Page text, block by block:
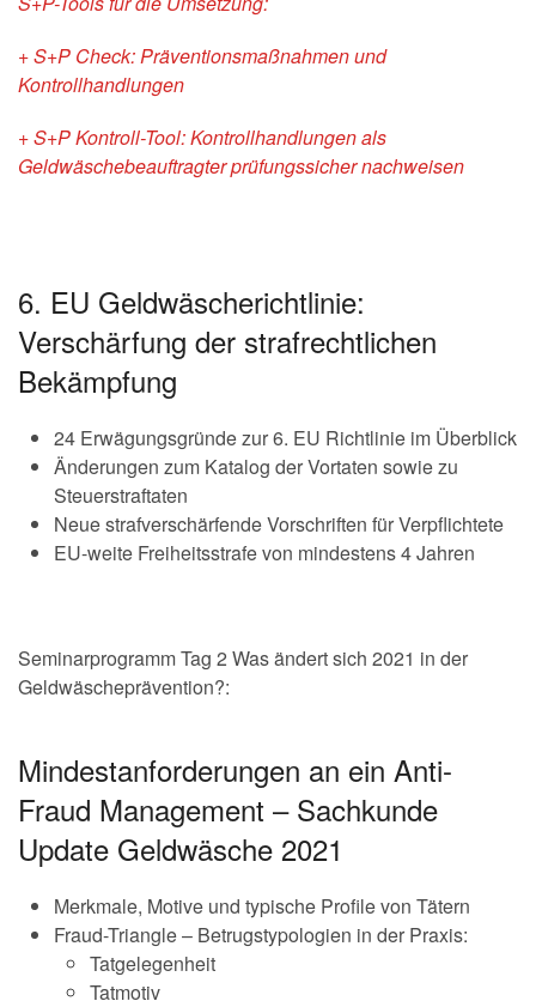
+ S+P Check: Präventionsmaßnahmen und
Kontrollhandlungen
+ S+P Kontroll-Tool: Kontrollhandlungen als
Geldwäschebeauftragter prüfungssicher nachweisen
6. EU Geldwäscherichtlinie:
Verschärfung der strafrechtlichen
Bekämpfung
24 Erwägungsgründe zur 6. EU Richtlinie im Überblick
Änderungen zum Katalog der Vortaten sowie zu
Steuerstraftaten
Neue strafverschärfende Vorschriften für Verpflichtete
EU-weite Freiheitsstrafe von mindestens 4 Jahren
Seminarprogramm Tag 2 Was ändert sich 2021 in der
Geldwäscheprävention?:
Mindestanforderungen an ein Anti-
Fraud Management – Sachkunde
Update Geldwäsche 2021
Merkmale, Motive und typische Profile von Tätern
Fraud-Triangle – Betrugstypologien in der Praxis:
Tatgelegenheit
Tatmotiv